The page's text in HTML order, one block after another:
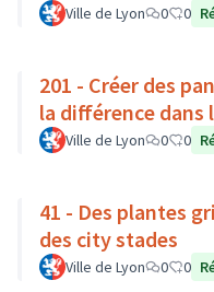
Ville de Lyon 0 0
201 - Créer des
la différence dans
Ville de Lyon 0 0
41 - Des plantes
des city stades
Ville de Lyon 0 0